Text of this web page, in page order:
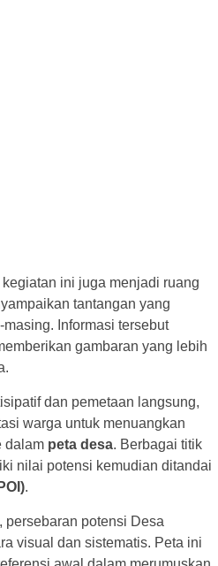
ini juga menjadi ruang
tantangan yang
Informasi tersebut
gambaran yang lebih
dan pemetaan langsung,
warga untuk menuangkan
dalam peta desa. Berbagai titik
nilai potensi kemudian ditandai
.
persebaran potensi Desa
visual dan sistematis. Peta ini